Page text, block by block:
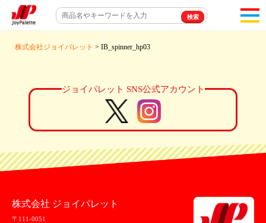
株式会社ジョイパレット > IB_spinner_hp03
ジョイパレット SNS公式アカウント
株式会社 ジョイパレット
〒111-0051